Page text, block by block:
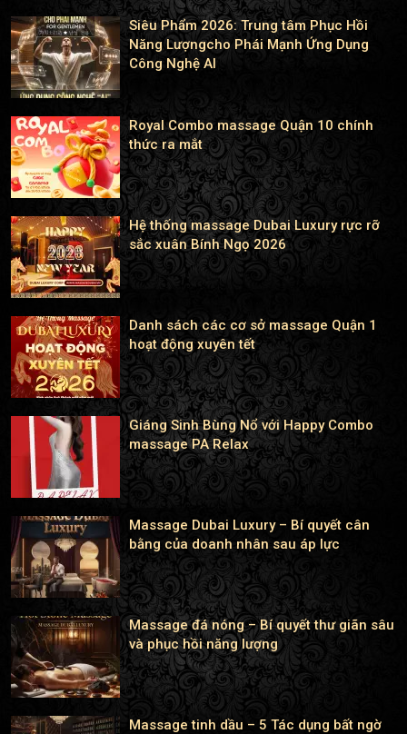
Siêu Phẩm 2026: Trung tâm Phục Hồi
Năng Lượngcho Phái Mạnh Ứng Dụng
Công Nghệ AI
Royal Combo massage Quận 10 chính
thức ra mắt
Hệ thống massage Dubai Luxury rực rỡ
sắc xuân Bính Ngọ 2026
Danh sách các cơ sở massage Quận 1
hoạt động xuyên tết
Giáng Sinh Bùng Nổ với Happy Combo
massage PA Relax
Massage Dubai Luxury – Bí quyết cân
bằng của doanh nhân sau áp lực
Massage đá nóng – Bí quyết thư giãn sâu
và phục hồi năng lượng
Massage tinh dầu – 5 Tác dụng bất ngờ